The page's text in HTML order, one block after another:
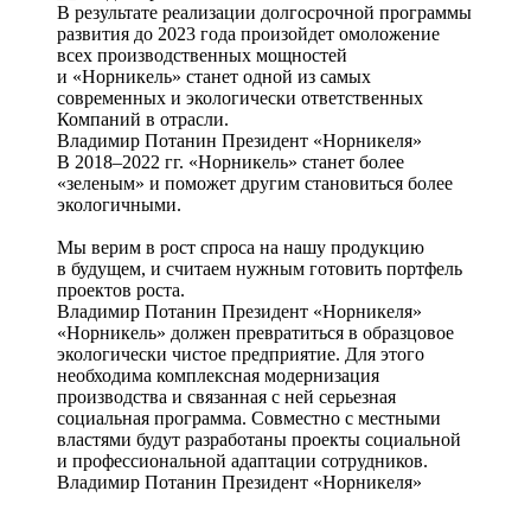
В результате реализации долгосрочной программы
развития до 2023 года произойдет омоложение
всех производственных мощностей
и «Норникель» станет одной из самых
современных и экологически ответственных
Компаний в отрасли.
Владимир Потанин Президент «Норникеля»
В 2018–2022 гг. «Норникель» станет более
«зеленым» и поможет другим становиться более
экологичными.
Мы верим в рост спроса на нашу продукцию
в будущем, и считаем нужным готовить портфель
проектов роста.
Владимир Потанин Президент «Норникеля»
«Норникель» должен превратиться в образцовое
экологически чистое предприятие. Для этого
необходима комплексная модернизация
производства и связанная с ней серьезная
социальная программа. Совместно с местными
властями будут разработаны проекты социальной
и профессиональной адаптации сотрудников.
Владимир Потанин Президент «Норникеля»